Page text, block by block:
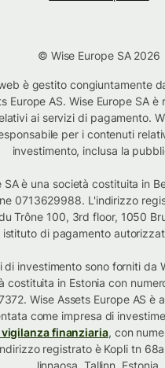
© Wise Europe SA 2026
è gestito congiuntamente
Europe AS. Wise Europe SA
ai servizi di pagamento.
per i contenuti
investimento, inclusa la
SA è una società costituita in
0713629988. L'indirizzo
Trône 100, 3rd floor, 1050
istituto di pagamento
di investimento sono forniti da
costituita in Estonia con
Wise Assets Europe AS è
come impresa di
finanziaria, con
registrato è Kopli tn